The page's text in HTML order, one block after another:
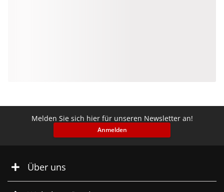
Melden Sie sich hier für unseren Newsletter an!
Anmelden
Über uns